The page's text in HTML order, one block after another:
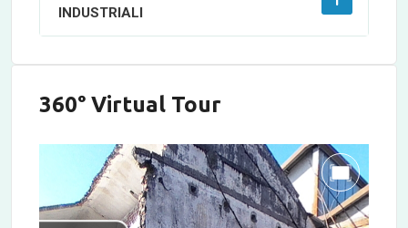
INDUSTRIALI
360° Virtual Tour